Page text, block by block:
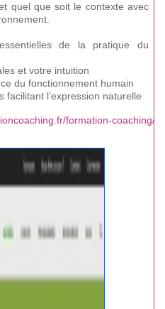
quel que soit le contexte avec
de la pratique du
et votre intuition
du fonctionnement humain
facilitant l’expression naturelle
formation-coaching/